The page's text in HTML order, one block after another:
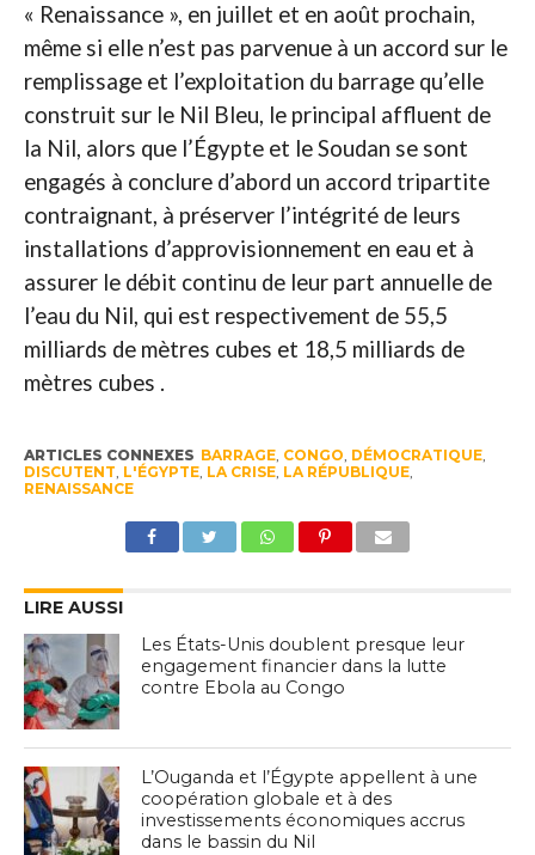
« Renaissance », en juillet et en août prochain,
même si elle n’est pas parvenue à un accord sur le
remplissage et l’exploitation du barrage qu’elle
construit sur le Nil Bleu, le principal affluent de
la Nil, alors que l’Égypte et le Soudan se sont
engagés à conclure d’abord un accord tripartite
contraignant, à préserver l’intégrité de leurs
installations d’approvisionnement en eau et à
assurer le débit continu de leur part annuelle de
l’eau du Nil, qui est respectivement de 55,5
milliards de mètres cubes et 18,5 milliards de
mètres cubes .
ARTICLES CONNEXES BARRAGE, CONGO, DÉMOCRATIQUE,
DISCUTENT, L'ÉGYPTE, LA CRISE, LA RÉPUBLIQUE,
RENAISSANCE
LIRE AUSSI
Les États-Unis doublent presque leur
engagement financier dans la lutte
contre Ebola au Congo
L’Ouganda et l’Égypte appellent à une
coopération globale et à des
investissements économiques accrus
dans le bassin du Nil